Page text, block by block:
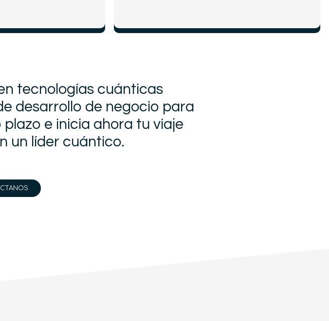
tecnologías cuánticas
desarrollo de negocio para
e inicia ahora tu viaje
un líder cuántico.